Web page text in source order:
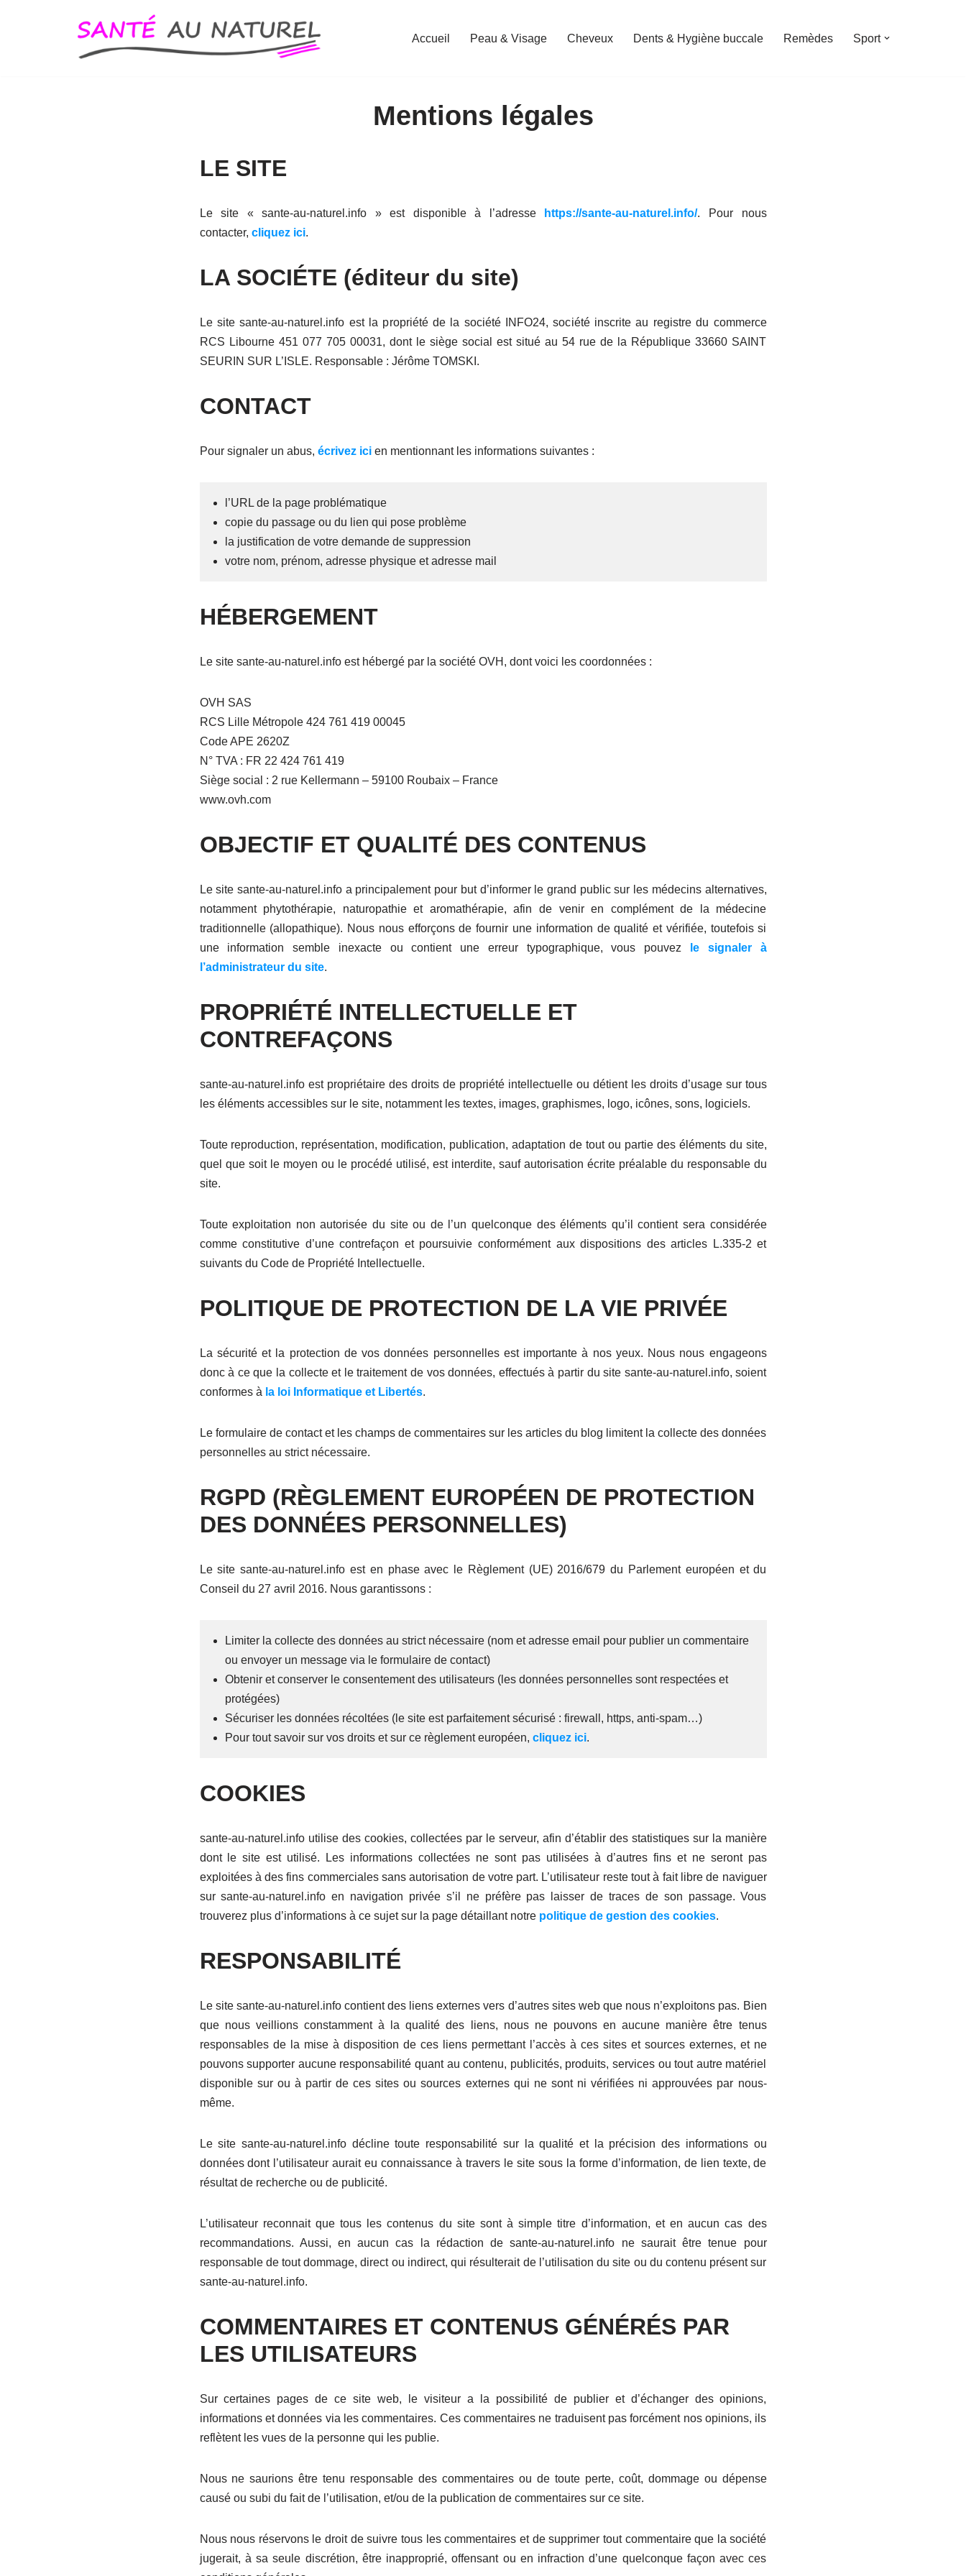
Accueil Peau & Visage Cheveux Dents & Hygiène buccale Remèdes Sport
Mentions légales
LE SITE
Le site « sante-au-naturel.info » est disponible à l’adresse https://sante-au-naturel.info/. Pour nous
contacter, cliquez ici.
LA SOCIÉTE (éditeur du site)
Le site sante-au-naturel.info est la propriété de la société INFO24, société inscrite au registre du commerce
RCS Libourne 451 077 705 00031, dont le siège social est situé au 54 rue de la République 33660 SAINT
SEURIN SUR L’ISLE. Responsable : Jérôme TOMSKI.
CONTACT
Pour signaler un abus, écrivez icien mentionnant les informations suivantes :
l’URL de la page problématique
copie du passage ou du lien qui pose problème
la justification de votre demande de suppression
votre nom, prénom, adresse physique et adresse mail
HÉBERGEMENT
Le site sante-au-naturel.info est hébergé par la société OVH, dont voici les coordonnées :
OVH SAS
RCS Lille Métropole 424 761 419 00045
Code APE 2620Z
N° TVA : FR 22 424 761 419
Siège social : 2 rue Kellermann – 59100 Roubaix – France
www.ovh.com
OBJECTIF ET QUALITÉ DES CONTENUS
Le site sante-au-naturel.info a principalement pour but d’informer le grand public sur les médecins alternatives,
notamment phytothérapie, naturopathie et aromathérapie, afin de venir en complément de la médecine
traditionnelle (allopathique). Nous nous efforçons de fournir une information de qualité et vérifiée, toutefois si
une information semble inexacte ou contient une erreur typographique, vous pouvez
le signaler à
l’administrateur du site.
PROPRIÉTÉ INTELLECTUELLE ET
CONTREFAÇONS
sante-au-naturel.info est propriétaire des droits de propriété intellectuelle ou détient les droits d’usage sur tous
les éléments accessibles sur le site, notamment les textes, images, graphismes, logo, icônes, sons, logiciels.
Toute reproduction, représentation, modification, publication, adaptation de tout ou partie des éléments du site,
quel que soit le moyen ou le procédé utilisé, est interdite, sauf autorisation écrite préalable du responsable du
site.
Toute exploitation non autorisée du site ou de l’un quelconque des éléments qu’il contient sera considérée
comme constitutive d’une contrefaçon et poursuivie conformément aux dispositions des articles L.335-2 et
suivants du Code de Propriété Intellectuelle.
POLITIQUE DE PROTECTION DE LA VIE PRIVÉE
La sécurité et la protection de vos données personnelles est importante à nos yeux. Nous nous engageons
donc à ce que la collecte et le traitement de vos données, effectués à partir du site sante-au-naturel.info, soient
conformes à la loi Informatique et Libertés.
Le formulaire de contact et les champs de commentaires sur les articles du blog limitent la collecte des données
personnelles au strict nécessaire.
RGPD (RÈGLEMENT EUROPÉEN DE PROTECTION
DES DONNÉES PERSONNELLES)
Le site sante-au-naturel.info est en phase avec le Règlement (UE) 2016/679 du Parlement européen et du
Conseil du 27 avril 2016. Nous garantissons :
Limiter la collecte des données au strict nécessaire (nom et adresse email pour publier un commentaire
ou envoyer un message via le formulaire de contact)
Obtenir et conserver le consentement des utilisateurs (les données personnelles sont respectées et
protégées)
Sécuriser les données récoltées (le site est parfaitement sécurisé : firewall, https, anti-spam…)
Pour tout savoir sur vos droits et sur ce règlement européen, cliquez ici.
COOKIES
sante-au-naturel.info utilise des cookies, collectées par le serveur, afin d’établir des statistiques sur la manière
dont le site est utilisé. Les informations collectées ne sont pas utilisées à d’autres fins et ne seront pas
exploitées à des fins commerciales sans autorisation de votre part. L’utilisateur reste tout à fait libre de naviguer
sur sante-au-naturel.info en navigation privée s’il ne préfère pas laisser de traces de son passage. Vous
trouverez plus d’informations à ce sujet sur la page détaillant notre politique de gestion des cookies.
RESPONSABILITÉ
Le site sante-au-naturel.info contient des liens externes vers d’autres sites web que nous n’exploitons pas. Bien
que nous veillions constamment à la qualité des liens, nous ne pouvons en aucune manière être tenus
responsables de la mise à disposition de ces liens permettant l’accès à ces sites et sources externes, et ne
pouvons supporter aucune responsabilité quant au contenu, publicités, produits, services ou tout autre matériel
disponible sur ou à partir de ces sites ou sources externes qui ne sont ni vérifiées ni approuvées par nous-
même.
Le site sante-au-naturel.info décline toute responsabilité sur la qualité et la précision des informations ou
données dont l’utilisateur aurait eu connaissance à travers le site sous la forme d’information, de lien texte, de
résultat de recherche ou de publicité.
L’utilisateur reconnait que tous les contenus du site sont à simple titre d’information, et en aucun cas des
recommandations. Aussi, en aucun cas la rédaction de sante-au-naturel.info ne saurait être tenue pour
responsable de tout dommage, direct ou indirect, qui résulterait de l’utilisation du site ou du contenu présent sur
sante-au-naturel.info.
COMMENTAIRES ET CONTENUS GÉNÉRÉS PAR
LES UTILISATEURS
Sur certaines pages de ce site web, le visiteur a la possibilité de publier et d’échanger des opinions,
informations et données via les commentaires. Ces commentaires ne traduisent pas forcément nos opinions, ils
reflètent les vues de la personne qui les publie.
Nous ne saurions être tenu responsable des commentaires ou de toute perte, coût, dommage ou dépense
causé ou subi du fait de l’utilisation, et/ou de la publication de commentaires sur ce site.
Nous nous réservons le droit de suivre tous les commentaires et de supprimer tout commentaire que la société
jugerait, à sa seule discrétion, être inapproprié, offensant ou en infraction d’une quelconque façon avec ces